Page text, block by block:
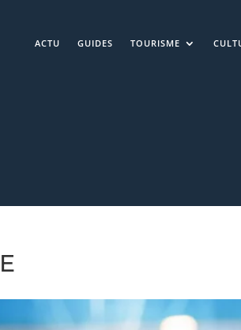
ACTU GUIDES TOURISME